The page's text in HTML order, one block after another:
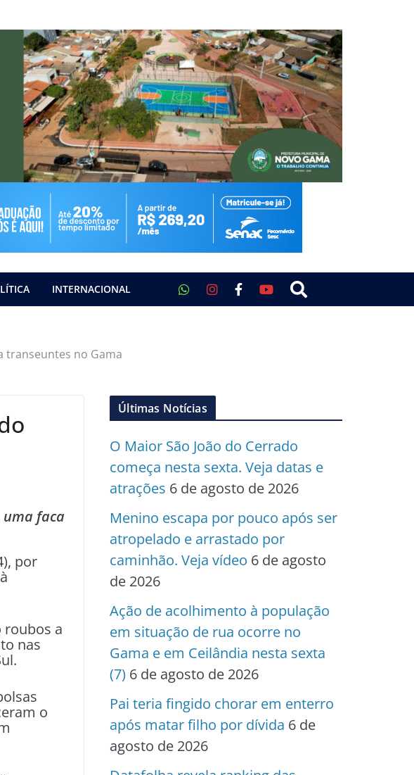
INTERNACIONAL
transeuntes no Gama
uma faca
por
a
nas
o
Últimas Notícias
O Maior São João do Cerrado
começa nesta sexta. Veja datas e
atrações 6 de agosto de 2026
Menino escapa por pouco após ser
atropelado e arrastado por
caminhão. Veja vídeo 6 de agosto
de 2026
Ação de acolhimento à população
em situação de rua ocorre no
Gama e em Ceilândia nesta sexta
(7) 6 de agosto de 2026
Pai teria fingido chorar em enterro
após matar filho por dívida 6 de
agosto de 2026